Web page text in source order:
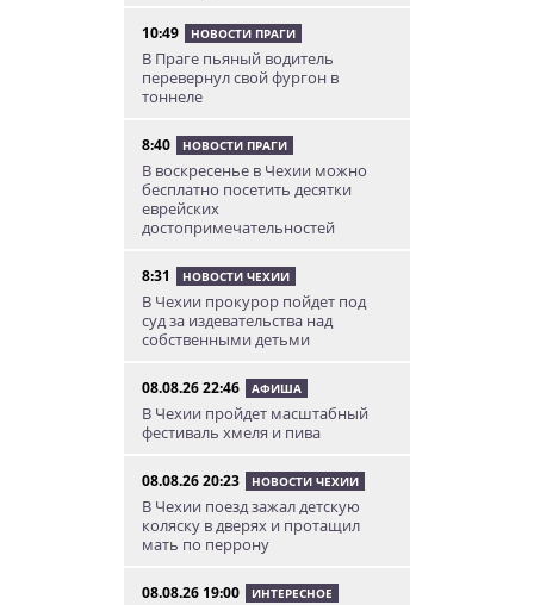
10:49 НОВОСТИ ПРАГИ
В Праге пьяный водитель
перевернул свой фургон в
тоннеле
8:40 НОВОСТИ ПРАГИ
В воскресенье в Чехии можно
бесплатно посетить десятки
еврейских
достопримечательностей
8:31 НОВОСТИ ЧЕХИИ
В Чехии прокурор пойдет под
суд за издевательства над
собственными детьми
08.08.26 22:46 АФИША
В Чехии пройдет масштабный
фестиваль хмеля и пива
08.08.26 20:23 НОВОСТИ ЧЕХИИ
В Чехии поезд зажал детскую
коляску в дверях и протащил
мать по перрону
08.08.26 19:00 ИНТЕРЕСНОЕ